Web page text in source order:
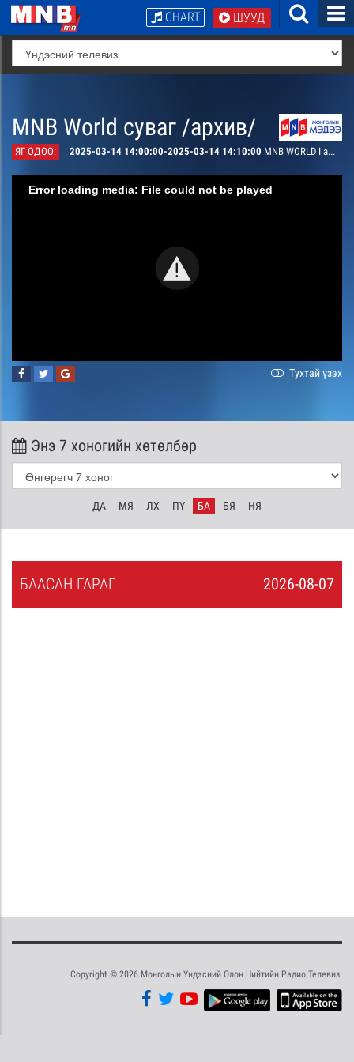
ШУУД
CHART
MNB World суваг /архив/
ЯГ ОДОО: 2025-03-14 14:00:00-2025-03-14 14:10:00 MNB WORLD I am Mongolian, Shurentsetseg.N
Error loading media: File could not be played
Тухтай үзэх
Энэ 7 хоногийн хөтөлбөр
ДА МЯ ЛХ ПҮ БА БЯ НЯ
2026-08-07
БААСАН ГАРАГ
Copyright © 2026 Монголын Үндэсний Олон Нийтийн Радио Телевиз.